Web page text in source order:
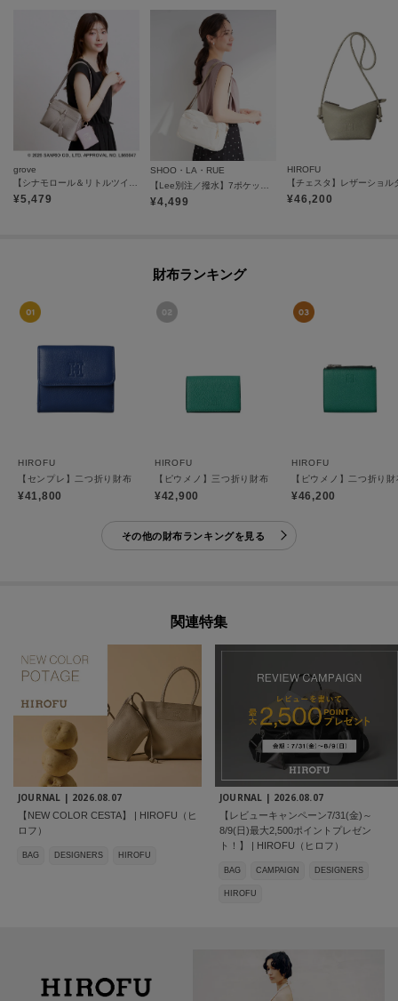
grove
【シナモロール＆リトルツインスターズ】リボンショルダー
¥5,479
SHOO・LA・RUE
【Lee別注／撥水】7ポケットショルダーバッグ
¥4,499
HIROFU
¥46,200
財布ランキング
HIROFU
【センプレ】二つ折り財布 レザー ウォレット 本革（商品番号：P25-50704）
¥41,800
HIROFU
【ピウメノ】三つ折り財布 レザー コンパクトウォレ
¥42,900
HIROFU
【ピウメノ】二つ折り
¥46,200
その他の財布ランキングを見る
関連特集
JOURNAL | 2026.08.07
【NEW COLOR CESTA】 | HIROFU（ヒ
ロフ）
BAG DESIGNERS HIROFU
JOURNAL | 2026.08.07
【レビューキャンペーン7/31(金)～
8/9(日)最大2,500ポイントプレゼン
ト！】 | HIROFU（ヒロフ）
BAG CAMPAIGN DESIGNERS
HIROFU